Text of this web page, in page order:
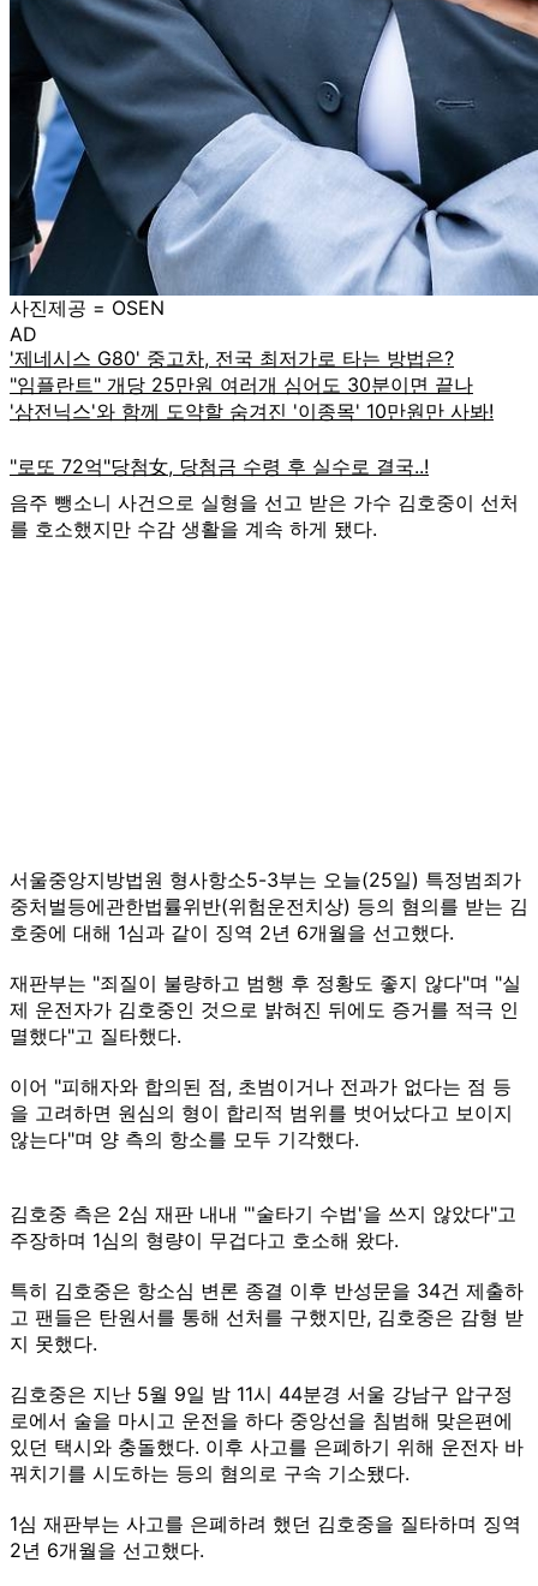
사진제공 = OSEN
AD
음주 뺑소니 사건으로 실형을 선고 받은 가수 김호중이 선처
를 호소했지만 수감 생활을 계속 하게 됐다.
서울중앙지방법원 형사항소5-3부는 오늘(25일) 특정범죄가
중처벌등에관한법률위반(위험운전치상) 등의 혐의를 받는 김
호중에 대해 1심과 같이 징역 2년 6개월을 선고했다.
재판부는 "죄질이 불량하고 범행 후 정황도 좋지 않다"며 "실
제 운전자가 김호중인 것으로 밝혀진 뒤에도 증거를 적극 인
멸했다"고 질타했다.
이어 "피해자와 합의된 점, 초범이거나 전과가 없다는 점 등
을 고려하면 원심의 형이 합리적 범위를 벗어났다고 보이지
않는다"며 양 측의 항소를 모두 기각했다.
김호중 측은 2심 재판 내내 "'술타기 수법'을 쓰지 않았다"고
주장하며 1심의 형량이 무겁다고 호소해 왔다.
특히 김호중은 항소심 변론 종결 이후 반성문을 34건 제출하
고 팬들은 탄원서를 통해 선처를 구했지만, 김호중은 감형 받
지 못했다.
김호중은 지난 5월 9일 밤 11시 44분경 서울 강남구 압구정
로에서 술을 마시고 운전을 하다 중앙선을 침범해 맞은편에
있던 택시와 충돌했다. 이후 사고를 은폐하기 위해 운전자 바
꿔치기를 시도하는 등의 혐의로 구속 기소됐다.
1심 재판부는 사고를 은폐하려 했던 김호중을 질타하며 징역
2년 6개월을 선고했다.